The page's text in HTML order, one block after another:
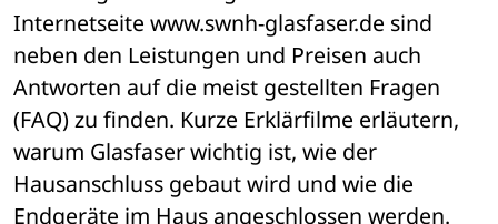
Internetseite www.swnh-glasfaser.de sind
neben den Leistungen und Preisen auch
Antworten auf die meist gestellten Fragen
(FAQ) zu finden. Kurze Erklärfilme erläutern,
warum Glasfaser wichtig ist, wie der
Hausanschluss gebaut wird und wie die
Endgeräte im Haus angeschlossen werden.